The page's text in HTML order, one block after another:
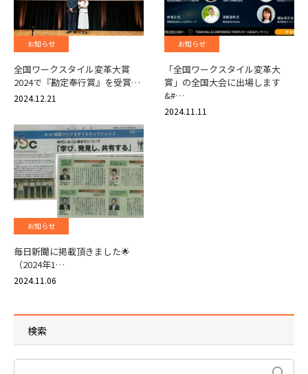
お知らせ
全国ワークスタイル変革大賞
2024で『勘定奉行賞』を受賞…
2024.12.21
お知らせ
「全国ワークスタイル変革大
賞」の全国大会に出場します
&#…
2024.11.11
お知らせ
毎日新聞に掲載頂きました🌟
（2024年1…
2024.11.06
検索